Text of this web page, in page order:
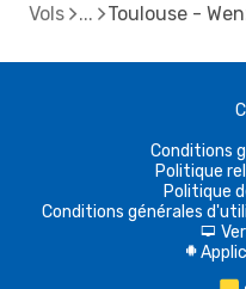
Vols Toulouse -
Conditions
Politique
Politique
Conditions générales
d
A